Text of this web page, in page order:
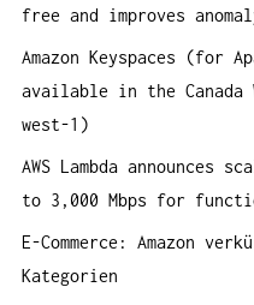
c
h
:
free and improves
Amazon Keyspaces (for
available in the Canada
west-1)
AWS Lambda announces
to 3,000 Mbps for
E-Commerce: Amazon
Kategorien